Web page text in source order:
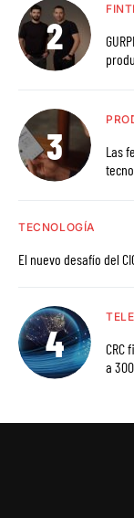
GURPI, la
Las
TECNOLOGÍA
El nuevo desafío del
CRC
a